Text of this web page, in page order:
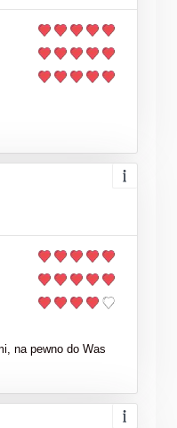
na pewno do Was